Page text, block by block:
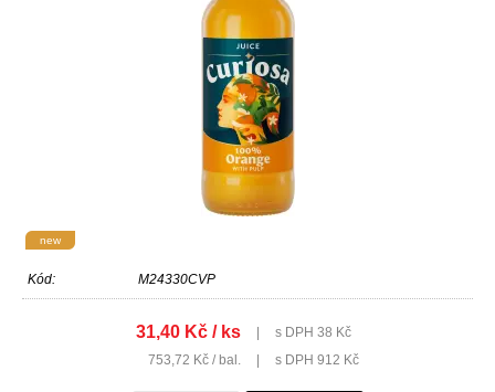
new
Kód: M24330CVP
31,40 Kč / ks
s DPH 38 Kč
753,72 Kč / bal.
s DPH 912 Kč